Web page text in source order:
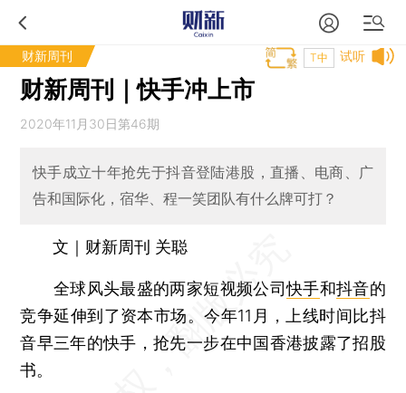
财新周刊 试听
T中
财新周刊｜快手冲上市
2020年11月30日第46期
快手成立十年抢先于抖音登陆港股，直播、电商、广
告和国际化，宿华、程一笑团队有什么牌可打？
文｜财新周刊 关聪
全球风头最盛的两家短视频公司快手和抖音的
竞争延伸到了资本市场。今年11月，上线时间比抖
音早三年的快手，抢先一步在中国香港披露了招股
书。